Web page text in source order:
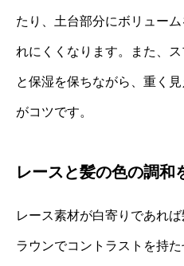
たり、土台部分にボリュー
れにくくなります。また、
と保湿を保ちながら、重く
がコツです。
レースと髪の色の調和
レース素材が白寄りであれ
ラウンでコントラストを持